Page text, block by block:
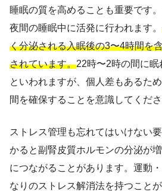
睡眠の質を高めることも重要です
夜間の睡眠中に活発に行われます。
く分泌される入眠後の3〜4時間を
されています。22時〜2時の間に
といわれますが、個人差もあるた
間を確保することを意識してくださ
ストレス管理も忘れてはいけない
かると副腎皮質ホルモンの分泌が
につながることがあります。運動
なりのストレス解消法を持つこと